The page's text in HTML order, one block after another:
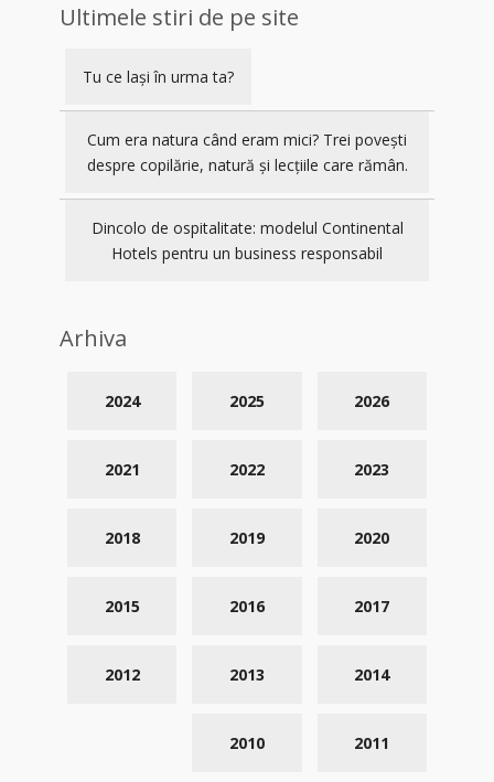
Ultimele stiri de pe site
Tu ce lași în urma ta?
Cum era natura când eram mici? Trei povești
despre copilărie, natură și lecțiile care rămân.
Dincolo de ospitalitate: modelul Continental
Hotels pentru un business responsabil
Arhiva
2026
2025
2024
2023
2022
2021
2020
2019
2018
2017
2016
2015
2014
2013
2012
2011
2010